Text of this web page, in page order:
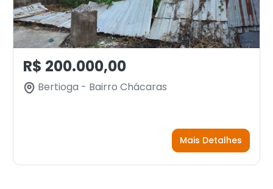
R$ 200.000,00
Bertioga - Bairro Chácaras
Mais Detalhes